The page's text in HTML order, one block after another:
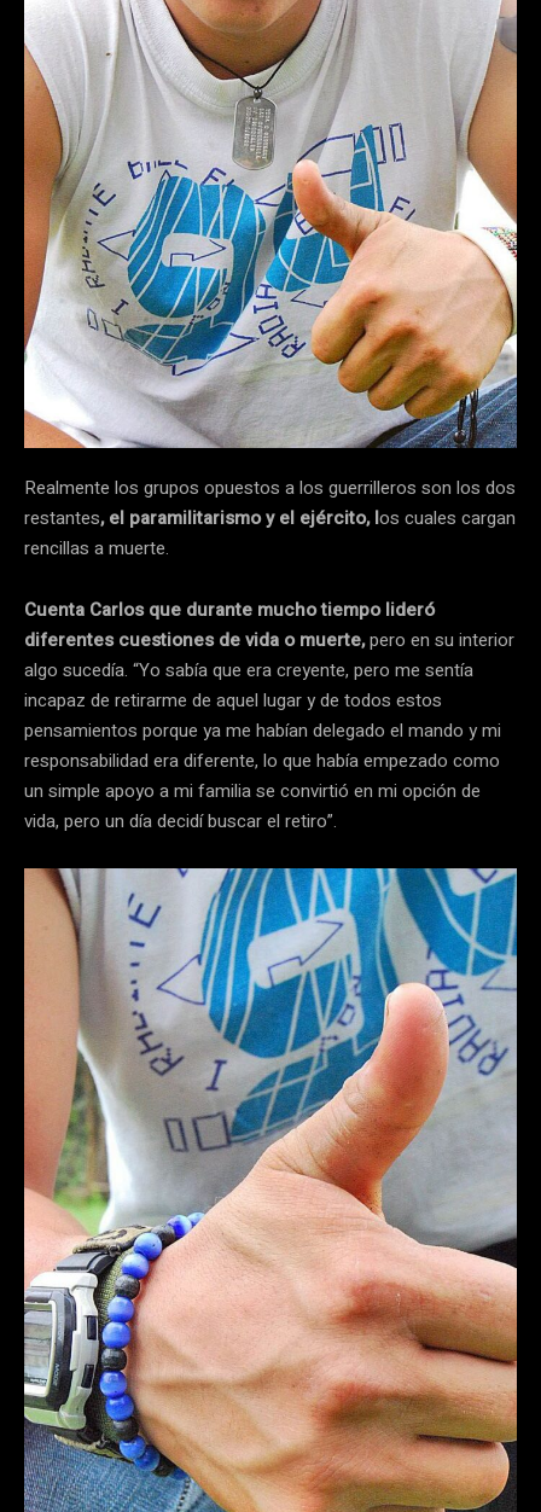
Realmente los grupos opuestos a los guerrilleros son los dos
restantes, el paramilitarismo y el ejército, los cuales cargan
rencillas a muerte.
Cuenta Carlos que durante mucho tiempo lideró
diferentes cuestiones de vida o muerte,pero en su interior
algo sucedía. “Yo sabía que era creyente, pero me sentía
incapaz de retirarme de aquel lugar y de todos estos
pensamientos porque ya me habían delegado el mando y mi
responsabilidad era diferente, lo que había empezado como
un simple apoyo a mi familia se convirtió en mi opción de
vida, pero un día decidí buscar el retiro”.